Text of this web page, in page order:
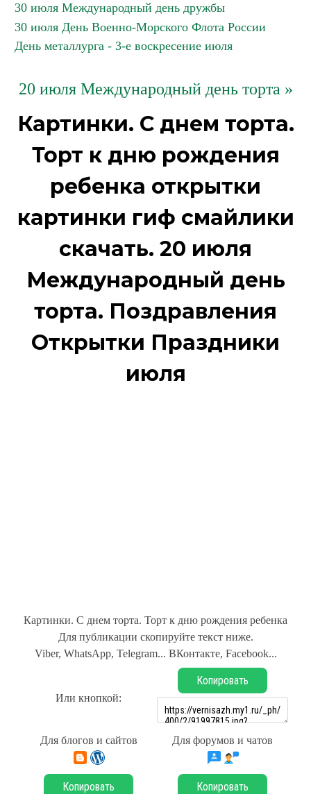
30 июля Международный день дружбы
30 июля День Военно-Морского Флота России
День металлурга - 3-е воскресение июля
20 июля Международный день торта »
Картинки. С днем торта.
Торт к дню рождения
ребенка открытки
картинки гиф смайлики
скачать. 20 июля
Международный день
торта. Поздравления
Открытки Праздники
июля
Картинки. С днем торта. Торт к дню рождения ребенка
Для публикации скопируйте текст ниже.
Viber, WhatsApp, Telegram... ВКонтакте, Facebook...
Или кнопкой:
Копировать
Для блогов и сайтов Для форумов и чатов
Копировать Копировать